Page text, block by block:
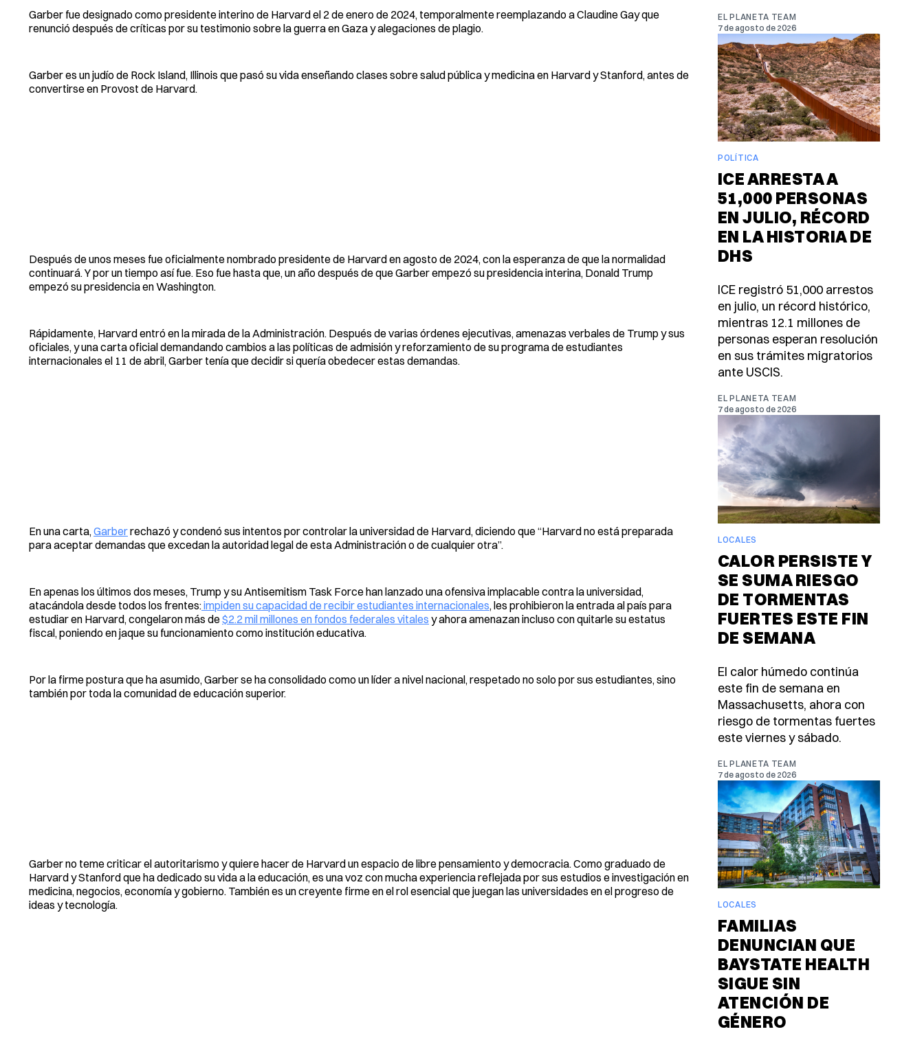
Garber fue designado como presidente interino de Harvard el 2 de enero de 2024, temporalmente reemplazando a Claudine Gay que
renunció después de críticas por su testimonio sobre la guerra en Gaza y alegaciones de plagio.
Garber es un judío de Rock Island, Illinois que pasó su vida enseñando clases sobre salud pública y medicina en Harvard y Stanford, antes de
convertirse en Provost de Harvard.
Después de unos meses fue oficialmente nombrado presidente de Harvard en agosto de 2024, con la esperanza de que la normalidad
continuará. Y por un tiempo así fue. Eso fue hasta que, un año después de que Garber empezó su presidencia interina, Donald Trump
empezó su presidencia en Washington.
Rápidamente, Harvard entró en la mirada de la Administración. Después de varias órdenes ejecutivas, amenazas verbales de Trump y sus
oficiales, y una carta oficial demandando cambios a las políticas de admisión y reforzamiento de su programa de estudiantes
internacionales el 11 de abril, Garber tenía que decidir si quería obedecer estas demandas.
En una carta, Garberrechazó y condenó sus intentos por controlar la universidad de Harvard, diciendo que “Harvard no está preparada
para aceptar demandas que excedan la autoridad legal de esta Administración o de cualquier otra”.
En apenas los últimos dos meses, Trump y su Antisemitism Task Force han lanzado una ofensiva implacable contra la universidad,
atacándola desde todos los frentes:impiden su capacidad de recibir estudiantes internacionales, les prohibieron la entrada al país para
estudiar en Harvard, congelaron más de$2.2 mil millones en fondos federales vitales y ahora amenazan incluso con quitarle su estatus
fiscal, poniendo en jaque su funcionamiento como institución educativa.
Por la firme postura que ha asumido, Garber se ha consolidado como un líder a nivel nacional, respetado no solo por sus estudiantes, sino
también por toda la comunidad de educación superior.
Garber no teme criticar el autoritarismo y quiere hacer de Harvard un espacio de libre pensamiento y democracia. Como graduado de
Harvard y Stanford que ha dedicado su vida a la educación, es una voz con mucha experiencia reflejada por sus estudios e investigación en
medicina, negocios, economía y gobierno. También es un creyente firme en el rol esencial que juegan las universidades en el progreso de
ideas y tecnología.
EL PLANETA TEAM
7 de agosto de 2026
POLÍTICA
ICE ARRESTA A
51,000 PERSONAS
EN JULIO, RÉCORD
EN LA HISTORIA DE
DHS
ICE registró 51,000 arrestos
en julio, un récord histórico,
mientras 12.1 millones de
personas esperan resolución
en sus trámites migratorios
ante USCIS.
EL PLANETA TEAM
7 de agosto de 2026
LOCALES
CALOR PERSISTE Y
SE SUMA RIESGO
DE TORMENTAS
FUERTES ESTE FIN
DE SEMANA
El calor húmedo continúa
este fin de semana en
Massachusetts, ahora con
riesgo de tormentas fuertes
este viernes y sábado.
EL PLANETA TEAM
7 de agosto de 2026
LOCALES
FAMILIAS
DENUNCIAN QUE
BAYSTATE HEALTH
SIGUE SIN
ATENCIÓN DE
GÉNERO